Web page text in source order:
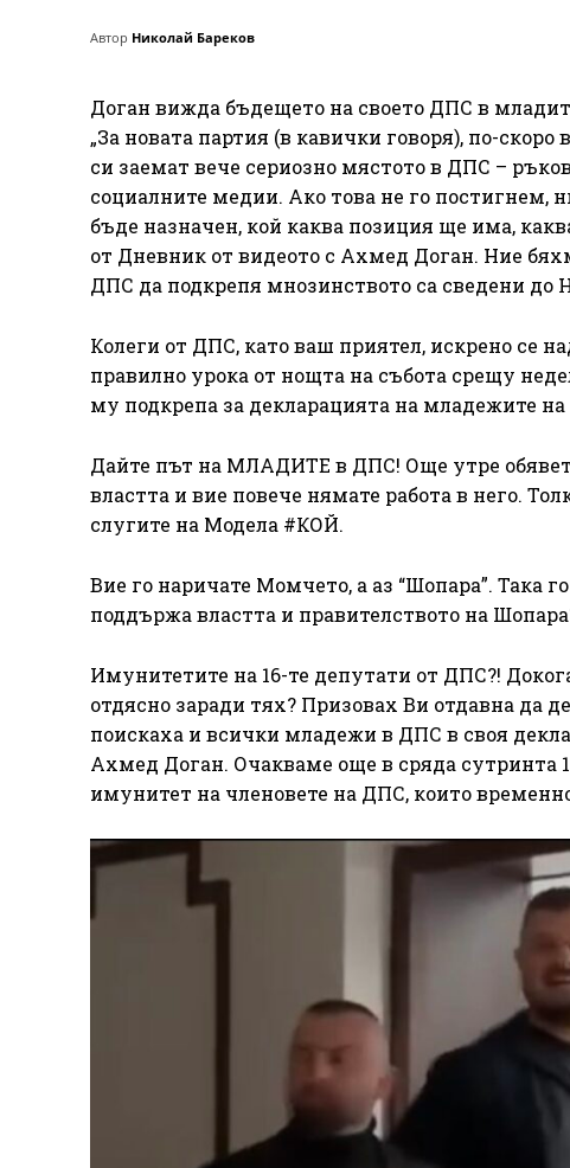
Автор Николай Бареков
Доган вижда бъдещето на своето ДПС в
„За новата партия (в кавички говоря), по-
си заемат вече сериозно мястото в ДПС –
социалните медии. Ако това не го
бъде назначен, кой каква позиция ще има,
от Дневник от видеото с Ахмед Доган. Ние
ДПС да подкрепя мнозинството са сведени до
Колеги от ДПС, като ваш приятел, искрено се
правилно урока от нощта на събота срещу
му подкрепа за декларацията на младежите
Дайте път на МЛАДИТЕ в ДПС! Още утре
властта и вие повече нямате работа в него.
слугите на Модела #КОЙ.
Вие го наричате Момчето, а аз “Шопара”. Така
поддържа властта и правителството на
Имунитетите на 16-те депутати от ДПС?!
отдясно заради тях? Призовах Ви отдавна да
поискаха и всички младежи в ДПС в своя
Ахмед Доган. Очакваме още в сряда сутринта
имунитет на членовете на ДПС, които